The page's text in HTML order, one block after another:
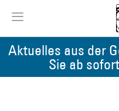
Aktuelles aus der
Sie ab